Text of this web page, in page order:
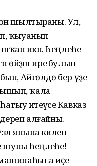
шылтыраны. Ул,
ҡыуанып
икән. Һеңлеһе
өйҙәш ире булып
Айгөлдө бер үҙе
ҡала
итеүсе Кавказ
алғайны.
янына килеп
шуны һеңлеһе!
иҫе